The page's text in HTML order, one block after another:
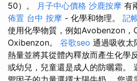
50）。 月子中心價格 沙鹿按摩 有
佈置 台中 按摩 - 化學和物理。 記
使用化學物質，例如Avobenzon
Oxibenzon。 谷歌seo 通過吸收太
熱量並將其從體內釋放而產生化學
或幼兒，兒童還是成人的防曬霜。